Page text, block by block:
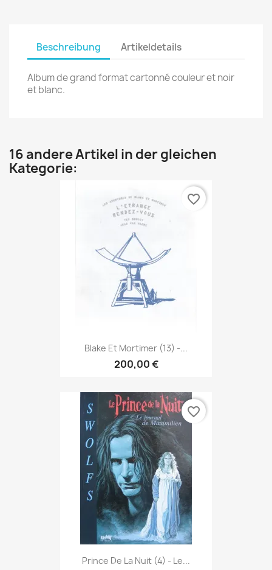
Beschreibung Artikeldetails
Album de grand format cartonné couleur et noir
et blanc.
16 andere Artikel in der gleichen
Kategorie:
Blake Et Mortimer (13) -...
200,00 €
favorite_border
Prince De La Nuit (4) - Le...
favorite_border